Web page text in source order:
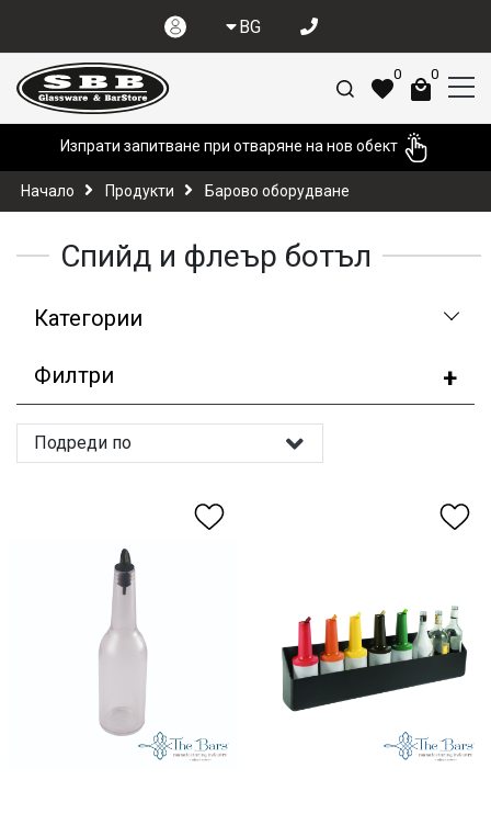
BG
0 0
Изпрати запитване при отваряне на нов обект
Начало Продукти Барово оборудване
Спийд и флеър ботъл
Категории
Филтри
Подреди по